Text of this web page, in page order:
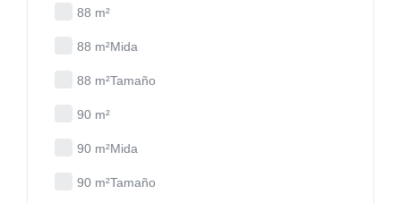
88 m²
88 m²Mida
88 m²Tamaño
90 m²
90 m²Mida
90 m²Tamaño